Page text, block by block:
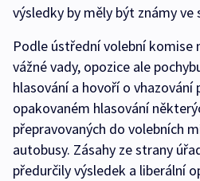
výsledky by měly být známy ve
Podle ústřední volební komise
vážné vady, opozice ale
hlasování a hovoří o vhazování
opakovaném hlasování
přepravovaných do volebních
autobusy. Zásahy ze strany
předurčily výsledek a liberální